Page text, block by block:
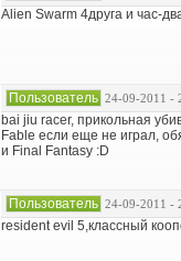
Alien Swarm 4друга и час-
Пользователь 24-09-2011 -
bai jiu racer, прикольная
Fable если еще не играл,
и Final Fantasy :D
Пользователь 24-09-2011 -
resident evil 5,классный